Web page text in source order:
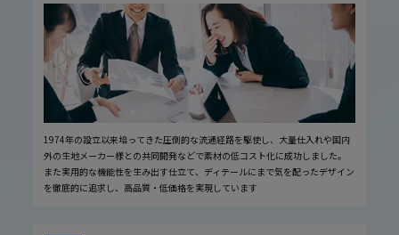
1974年の設立以来培ってきた圧倒的な流通経路を駆使し、大量仕入れや国内
外の生地メーカー様との共同開発などで素材の低コスト化に成功しました。
また実用的な機能性を生み出す仕立て、ディテールにまで気を配ったデザイン
を徹底的に追求し、高品質・低価格を実現しています